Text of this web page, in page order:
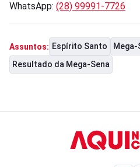
WhatsApp: (28) 99991-7726
Assuntos: Espírito Santo Mega-
Resultado da Mega-Sena